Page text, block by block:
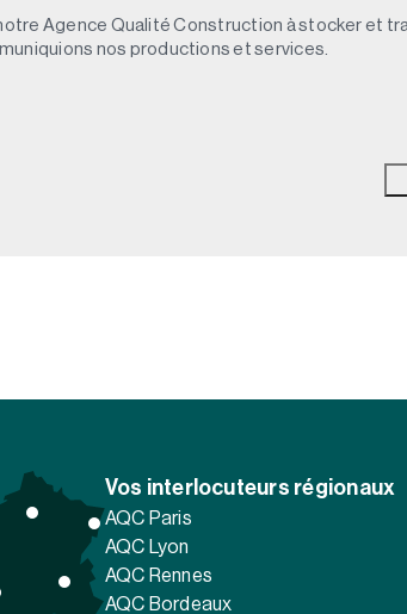
Agence Qualité Construction à stocker et
nos productions et services.
Vos interlocuteurs régionaux
AQC Paris
AQC Lyon
AQC Rennes
AQC Bordeaux